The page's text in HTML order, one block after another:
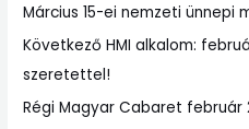
o
r
:
Március 15-ei nemzeti ünnepi
Következő HMI alkalom:
szeretettel!
Régi Magyar Cabaret